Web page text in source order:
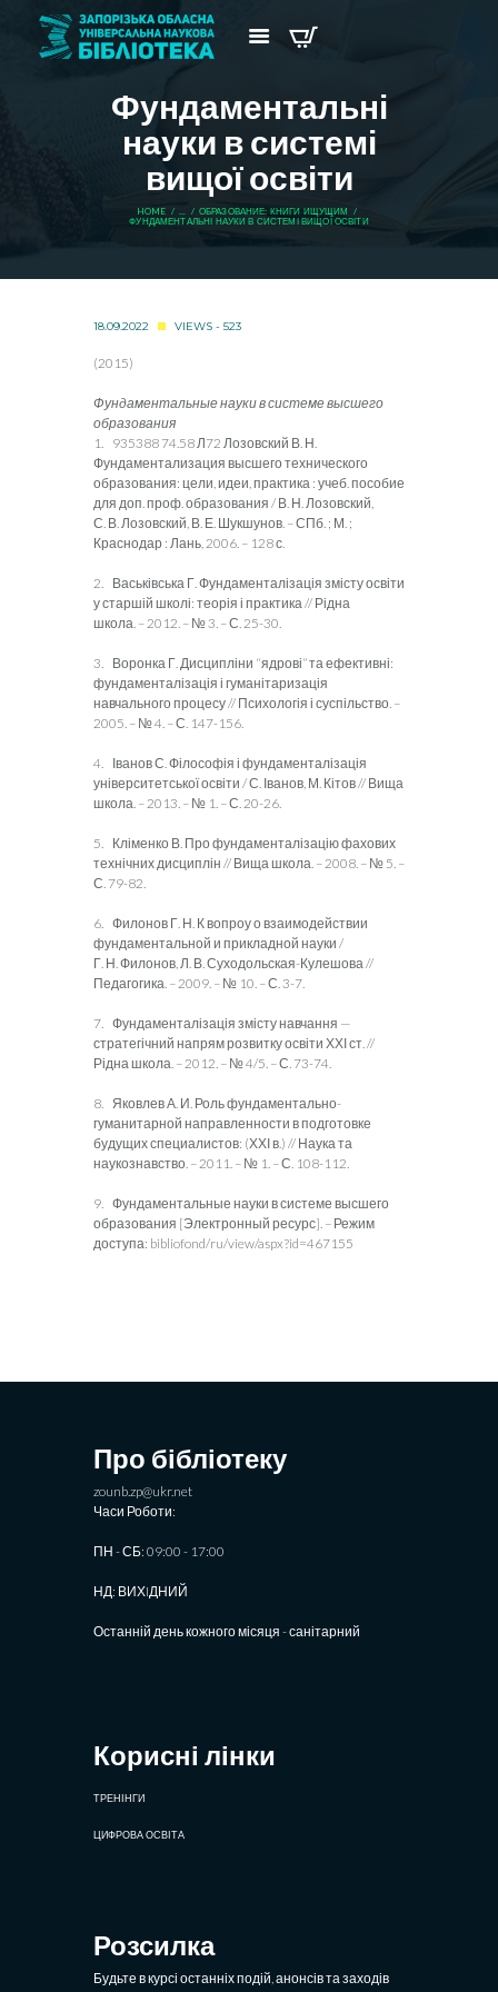
Фундаментальні
науки в системі
вищої освіти
HOME ...
ОБРАЗОВАНИЕ: КНИГИ ИЩУЩИМ
ФУНДАМЕНТАЛЬНІ НАУКИ В СИСТЕМІ ВИЩОЇ ОСВІТИ
18.09.2022 VIEWS - 523
(2015)
Фундаментальные науки в системе высшего
образования
1. 935388 74.58 Л72 Лозовский В. Н.
Фундаментализация высшего технического
образования: цели, идеи, практика : учеб. пособие
для доп. проф. образования / В. Н. Лозовский,
С. В. Лозовский, В. Е. Шукшунов. – СПб. ; М. ;
Краснодар : Лань, 2006. – 128 с.
2. Васьківська Г. Фундаменталізація змісту освіти
у старшій школі: теорія і практика // Рідна
школа. – 2012. – № 3. – С. 25-30.
3. Воронка Г. Дисципліни “ядрові” та ефективні:
фундаменталізація і гуманітаризація
навчального процесу // Психологія і суспільство. –
2005. – № 4. – С. 147-156.
4. Іванов С. Філософія і фундаменталізація
університетської освіти / С. Іванов, М. Кітов // Вища
школа. – 2013. – № 1. – С. 20-26.
5. Кліменко В. Про фундаменталізацію фахових
технічних дисциплін // Вища школа. – 2008. – № 5. –
С. 79-82.
6. Филонов Г. Н. К вопроу о взаимодействии
фундаментальной и прикладной науки /
Г. Н. Филонов, Л. В. Суходольская-Кулешова //
Педагогика. – 2009. – № 10. – С. 3-7.
7. Фундаменталізація змісту навчання —
стратегічний напрям розвитку освіти ХХІ ст. //
Рідна школа. – 2012. – № 4/5. – С. 73-74.
8. Яковлев А. И. Роль фундаментально-
гуманитарной направленности в подготовке
будущих специалистов: (ХХІ в.) // Наука та
наукознавство. – 2011. – № 1. – С. 108-112.
9. Фундаментальные науки в системе высшего
образования [Электронный ресурс]. – Режим
доступа: bibliofond/ru/view/aspx?id=467155
Про бібліотеку
zounb.zp@ukr.net
Часи Роботи:
ПН - СБ: 09:00 - 17:00
НД: ВИХIДНИЙ
Останній день кожного місяця - санітарний
Корисні лінки
ТРЕНІНГИ
ЦИФРОВА ОСВІТА
Розсилка
Будьте в курсі останніх подій, анонсів та заходів